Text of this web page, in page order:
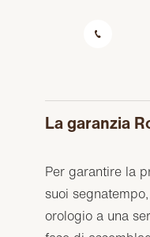
La garanzia
Per garantire la
suoi
orologio a una